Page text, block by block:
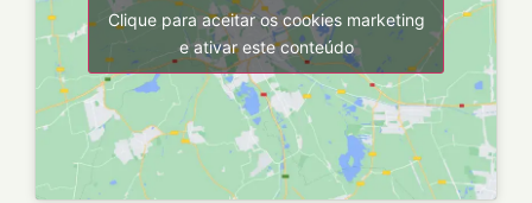
Clique para aceitar os cookies marketing
e ativar este conteúdo